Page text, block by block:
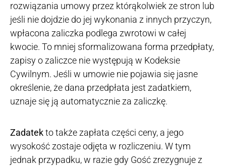
rozwiązania umowy przez którąkolwiek ze stron lub
jeśli nie dojdzie do jej wykonania z innych przyczyn,
wpłacona zaliczka podlega zwrotowi w całej
kwocie. To mniej sformalizowana forma przedpłaty,
zapisy o zaliczce nie występują w Kodeksie
Cywilnym. Jeśli w umowie nie pojawia się jasne
określenie, że dana przedpłata jest zadatkiem,
uznaje się ją automatycznie za zaliczkę.
Zadatekto także zapłata części ceny, a jego
wysokość zostaje odjęta w rozliczeniu. W tym
jednak przypadku, w razie gdy Gość zrezygnuje z